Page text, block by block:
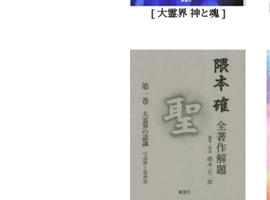
[ 大霊界 神と魂 ]